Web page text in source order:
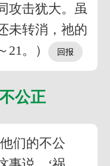
攻击犹大。虽
未转消，祂的
。）
公正
们的不公